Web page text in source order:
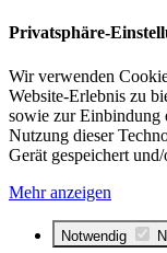
Privatsphäre-
Wir verwenden
Website-Erlebnis zu
sowie zur Einbindung
Nutzung dieser
Gerät gespeichert
Mehr anzeigen
Notwendig